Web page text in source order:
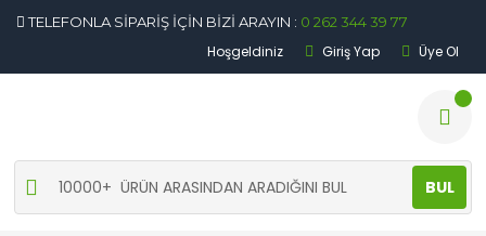
TELEFONLA SİPARİŞ İÇİN BİZİ ARAYIN : 0 262 344 39 77
Hoşgeldiniz Giriş Yap Üye Ol
BUL